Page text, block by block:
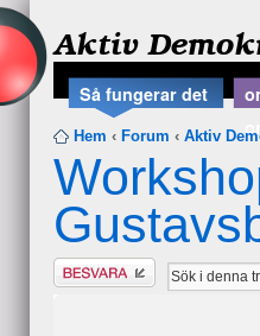
Aktiv
Så fungerar det
Hem ‹ Forum ‹ Aktiv
Besvara